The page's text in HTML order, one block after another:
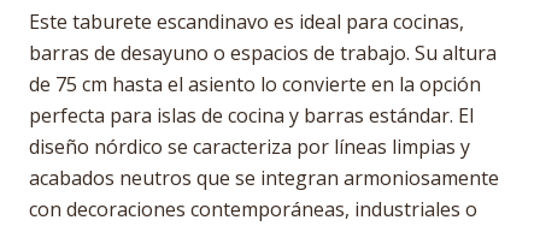
Este taburete escandinavo es ideal para cocinas,
barras de desayuno o espacios de trabajo. Su altura
de 75 cm hasta el asiento lo convierte en la opción
perfecta para islas de cocina y barras estándar. El
diseño nórdico se caracteriza por líneas limpias y
acabados neutros que se integran armoniosamente
con decoraciones contemporáneas, industriales o